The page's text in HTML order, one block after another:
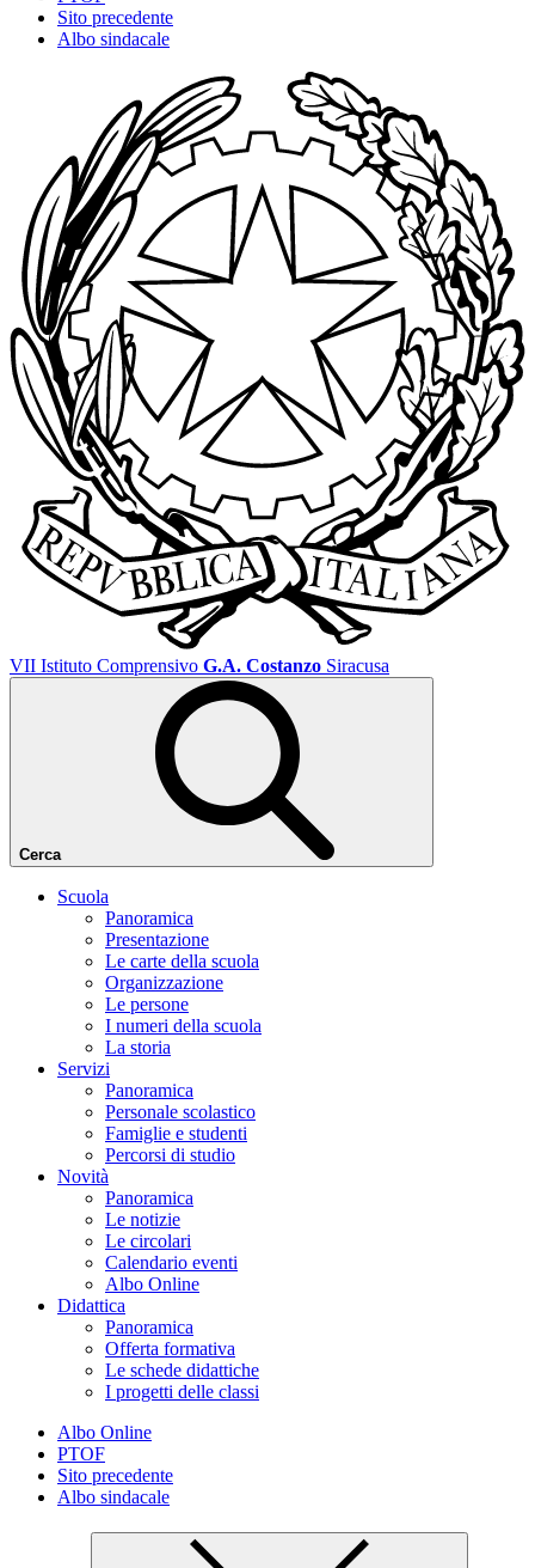
Sito precedente
Albo sindacale
VII Istituto Comprensivo G.A. Costanzo Siracusa
Cerca
Scuola
Panoramica
Presentazione
Le carte della scuola
Organizzazione
Le persone
I numeri della scuola
La storia
Servizi
Panoramica
Personale scolastico
Famiglie e studenti
Percorsi di studio
Novità
Panoramica
Le notizie
Le circolari
Calendario eventi
Albo Online
Didattica
Panoramica
Offerta formativa
Le schede didattiche
I progetti delle classi
Albo Online
PTOF
Sito precedente
Albo sindacale